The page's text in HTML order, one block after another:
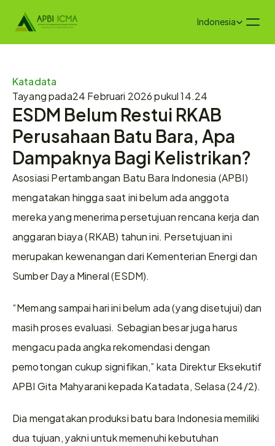
Select Language
Indonesia
Katadata
Tayang pada24 Februari 2026 pukul 14.24
ESDM Belum Restui RKAB
Perusahaan Batu Bara, Apa
Dampaknya Bagi Kelistrikan?
Asosiasi Pertambangan Batu Bara Indonesia (APBI)
mengatakan hingga saat ini belum ada anggota
mereka yang menerima persetujuan rencana kerja dan
anggaran biaya (RKAB) tahun ini. Persetujuan ini
merupakan kewenangan dari Kementerian Energi dan
Sumber Daya Mineral (ESDM).
“Memang sampai hari ini belum ada (yang disetujui) dan
masih proses evaluasi. Sebagian besar juga harus
mengacu pada angka rekomendasi dengan
pemotongan cukup signifikan,” kata Direktur Eksekutif
APBI Gita Mahyarani kepada Katadata, Selasa (24/2).
Dia mengatakan produksi batu bara Indonesia memiliki
dua tujuan, yakni untuk memenuhi kebutuhan